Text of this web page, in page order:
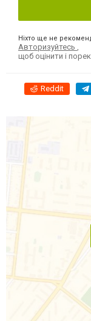
Ніхто ще не
Авторизуйтесь
щоб оцінити і
Reddit